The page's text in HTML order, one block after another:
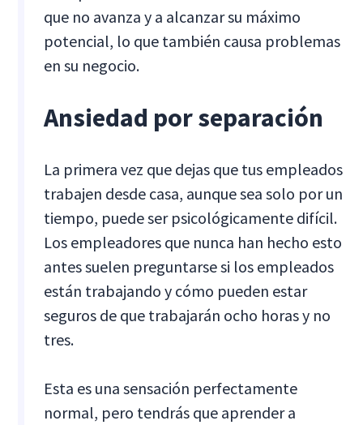
que no avanza y a alcanzar su máximo
potencial, lo que también causa problemas
en su negocio.
Ansiedad por separación
La primera vez que dejas que tus empleados
trabajen desde casa, aunque sea solo por un
tiempo, puede ser psicológicamente difícil.
Los empleadores que nunca han hecho esto
antes suelen preguntarse si los empleados
están trabajando y cómo pueden estar
seguros de que trabajarán ocho horas y no
tres.
Esta es una sensación perfectamente
normal, pero tendrás que aprender a